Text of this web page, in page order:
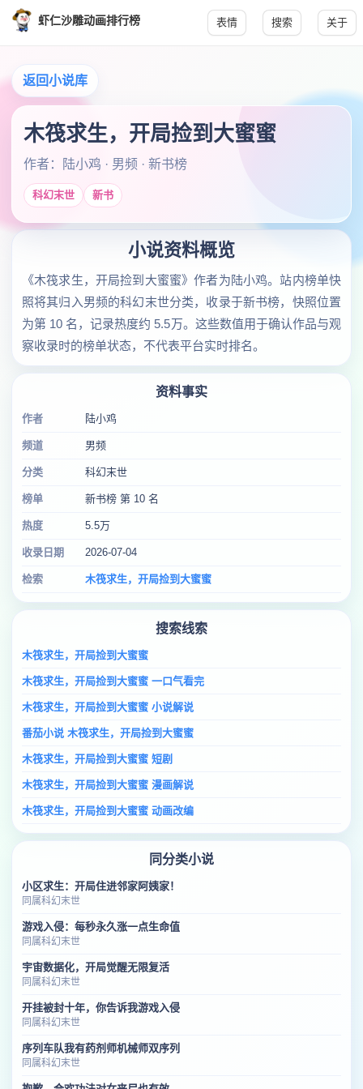
虾仁沙雕动画排行榜 表情 搜索 关于
返回小说库
木筏求生，开局捡到大蜜蜜
作者：陆小鸡 · 男频 · 新书榜
科幻末世 新书
小说资料概览
《木筏求生，开局捡到大蜜蜜》作者为陆小鸡。站内榜单快
照将其归入男频的科幻末世分类，收录于新书榜，快照位置
为第 10 名，记录热度约 5.5万。这些数值用于确认作品与观
察收录时的榜单状态，不代表平台实时排名。
资料事实
作者 陆小鸡
频道 男频
分类 科幻末世
榜单 新书榜 第 10 名
热度 5.5万
收录日期 2026-07-04
检索 木筏求生，开局捡到大蜜蜜
搜索线索
木筏求生，开局捡到大蜜蜜
木筏求生，开局捡到大蜜蜜 一口气看完
木筏求生，开局捡到大蜜蜜 小说解说
番茄小说 木筏求生，开局捡到大蜜蜜
木筏求生，开局捡到大蜜蜜 短剧
木筏求生，开局捡到大蜜蜜 漫画解说
木筏求生，开局捡到大蜜蜜 动画改编
同分类小说
小区求生：开局住进邻家阿姨家！
同属科幻末世
游戏入侵：每秒永久涨一点生命值
同属科幻末世
宇宙数据化，开局觉醒无限复活
同属科幻末世
开挂被封十年，你告诉我游戏入侵
同属科幻末世
序列车队我有药剂师机械师双序列
同属科幻末世